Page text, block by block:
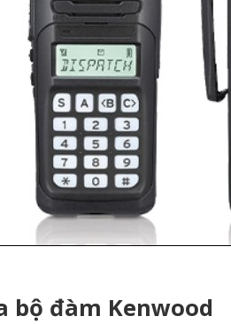
đàm Kenwood